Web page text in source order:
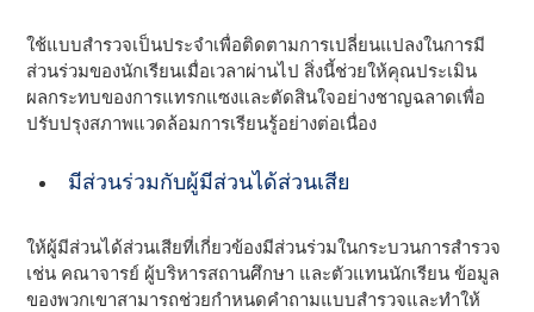
ใช้แบบสํารวจเป็นประจําเพื่อติดตามการเปลี่ยนแปลงในการมี
ส่วนร่วมของนักเรียนเมื่อเวลาผ่านไป สิ่งนี้ช่วยให้คุณประเมิน
ผลกระทบของการแทรกแซงและตัดสินใจอย่างชาญฉลาดเพื่อ
ปรับปรุงสภาพแวดล้อมการเรียนรู้อย่างต่อเนื่อง
มีส่วนร่วมกับผู้มีส่วนได้ส่วนเสีย
ให้ผู้มีส่วนได้ส่วนเสียที่เกี่ยวข้องมีส่วนร่วมในกระบวนการสํารวจ
เช่น คณาจารย์ ผู้บริหารสถานศึกษา และตัวแทนนักเรียน ข้อมูล
ของพวกเขาสามารถช่วยกําหนดคําถามแบบสํารวจและทําให้